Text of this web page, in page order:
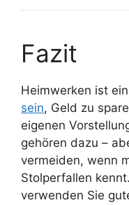
Fazit
Heimwerken ist
sein, Geld zu
eigenen
gehören dazu –
vermeiden, wenn
Stolperfallen
verwenden Sie